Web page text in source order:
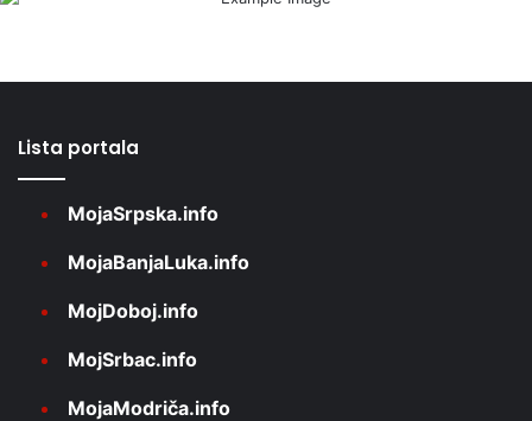
Lista portala
MojaSrpska.info
MojaBanjaLuka.info
MojDoboj.info
MojSrbac.info
MojaModriča.info